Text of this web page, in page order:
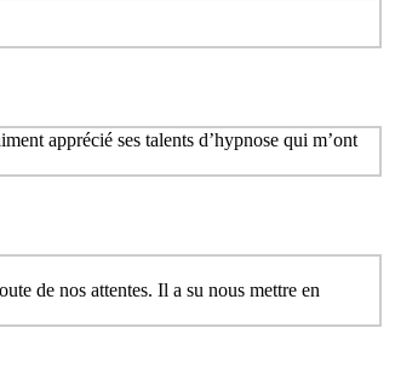
apprécié ses talents d’hypnose qui m’ont
de nos attentes. Il a su nous mettre en